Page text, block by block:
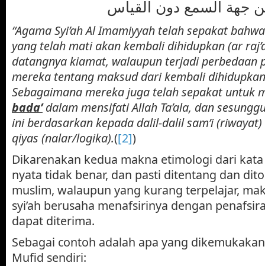
“Agama Syi’ah Al Imamiyyah telah sepakat
yang telah mati akan kembali dihidupkan (ar
datangnya kiamat, walaupun terjadi perbedaan
mereka tentang maksud dari kembali
Sebagaimana mereka juga telah sepakat untuk
bada’dalam mensifati Allah Ta’ala, dan
ini berdasarkan kepada dalil-dalil sam’i
qiyas (nalar/logika).([2])
Dikarenakan kedua makna etimologi dari
nyata tidak benar, dan pasti ditentang dan
muslim, walaupun yang kurang terpelajar,
syi’ah berusaha menafsirinya dengan
dapat diterima.
Sebagai contoh adalah apa yang
Mufid sendiri: